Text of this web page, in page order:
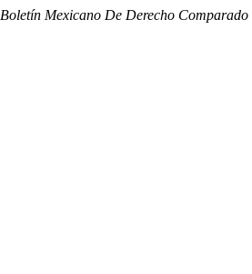
Boletín Mexicano De Derecho Comparado